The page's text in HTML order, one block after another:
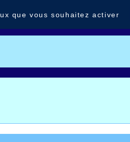
que vous souhaitez activer